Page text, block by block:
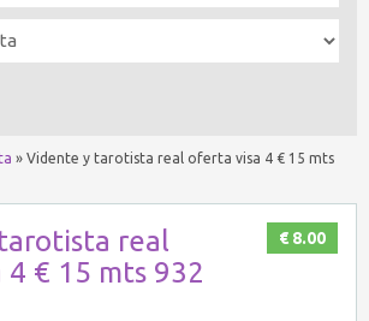
» Vidente y tarotista real oferta visa 4 € 15 mts
€ 8.00
real
€ 15 mts 932